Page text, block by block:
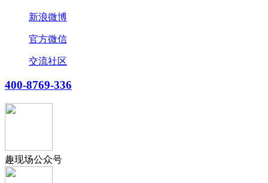
新浪微博
官方微信
交流社区
400-8769-336
趣现场公众号